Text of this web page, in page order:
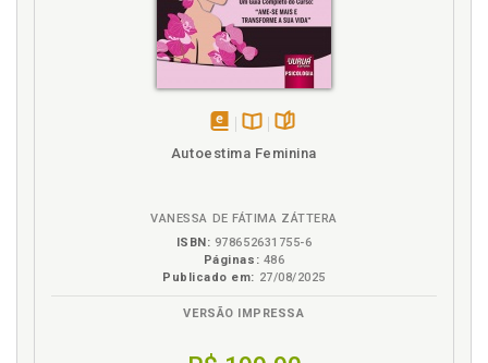
Limitação. Síndrome de Down: nada nos limita, p. 39
Pessoas com deficiência. Breve histórico sobre
Autoestima Feminina
VANESSA DE FÁTIMA ZÁTTERA
ISBN: 978652631755-6
Páginas: 486
Publicado em: 27/08/2025
VERSÃO IMPRESSA